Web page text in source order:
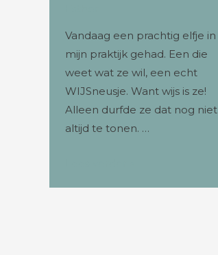
Vandaag een prachtig elfje in
mijn praktijk gehad. Een die
weet wat ze wil, een echt
WIJSneusje. Want wijs is ze!
Alleen durfde ze dat nog niet
altijd te tonen. …